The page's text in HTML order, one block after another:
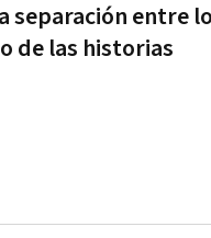
separación entre
de las historias